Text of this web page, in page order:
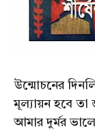
উন্মোচনের
মূল্যায়ন হবে তা
আমার দুর্মর